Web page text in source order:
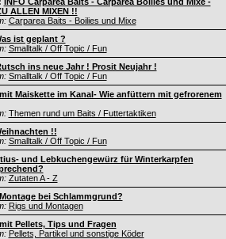
ALLEN MIXEN !!
Carparea Baits - Boilies und Mixe
ist geplant ?
Smalltalk / Off Topic / Fun
ins neue Jahr ! Prosit Neujahr !
Smalltalk / Off Topic / Fun
Maiskette im Kanal- Wie anfüttern mit gefrorenem
Themen rund um Baits / Futtertaktiken
!!
Smalltalk / Off Topic / Fun
und Lebkuchengewürz für Winterkarpfen
Zutaten A - Z
bei Schlammgrund?
Rigs und Montagen
Pellets, Tips und Fragen
Pellets, Partikel und sonstige Köder